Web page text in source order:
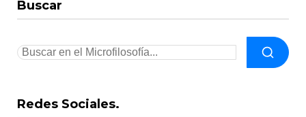
Buscar
Redes Sociales.